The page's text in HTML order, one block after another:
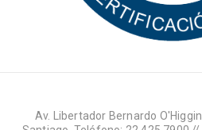
Av. Libertador Bernardo